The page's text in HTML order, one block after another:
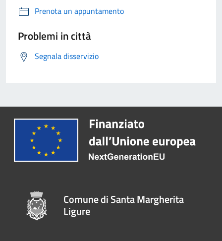
Prenota un appuntamento
Problemi in città
Segnala disservizio
Comune di Santa Margherita
Ligure